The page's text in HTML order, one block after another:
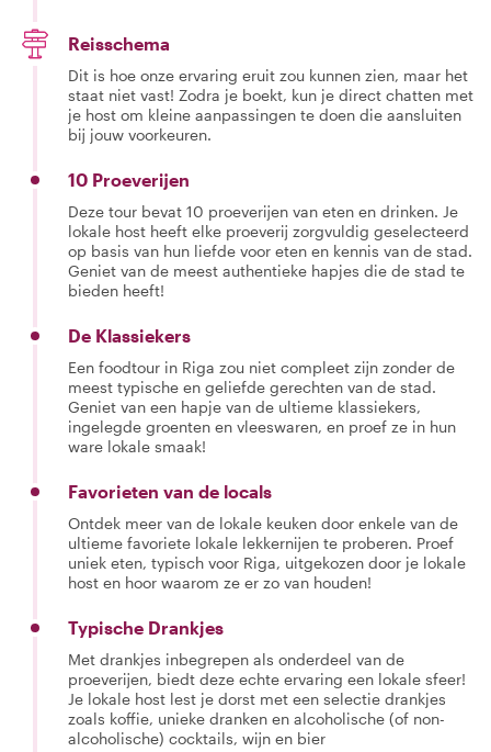
Reisschema
Dit is hoe onze ervaring eruit zou kunnen zien, maar het
staat niet vast! Zodra je boekt, kun je direct chatten met
je host om kleine aanpassingen te doen die aansluiten
bij jouw voorkeuren.
10 Proeverijen
Deze tour bevat 10 proeverijen van eten en drinken. Je
lokale host heeft elke proeverij zorgvuldig geselecteerd
op basis van hun liefde voor eten en kennis van de stad.
Geniet van de meest authentieke hapjes die de stad te
bieden heeft!
De Klassiekers
Een foodtour in Riga zou niet compleet zijn zonder de
meest typische en geliefde gerechten van de stad.
Geniet van een hapje van de ultieme klassiekers,
ingelegde groenten en vleeswaren, en proef ze in hun
ware lokale smaak!
Favorieten van de locals
Ontdek meer van de lokale keuken door enkele van de
ultieme favoriete lokale lekkernijen te proberen. Proef
uniek eten, typisch voor Riga, uitgekozen door je lokale
host en hoor waarom ze er zo van houden!
Typische Drankjes
Met drankjes inbegrepen als onderdeel van de
proeverijen, biedt deze echte ervaring een lokale sfeer!
Je lokale host lest je dorst met een selectie drankjes
zoals koffie, unieke dranken en alcoholische (of non-
alcoholische) cocktails, wijn en bier